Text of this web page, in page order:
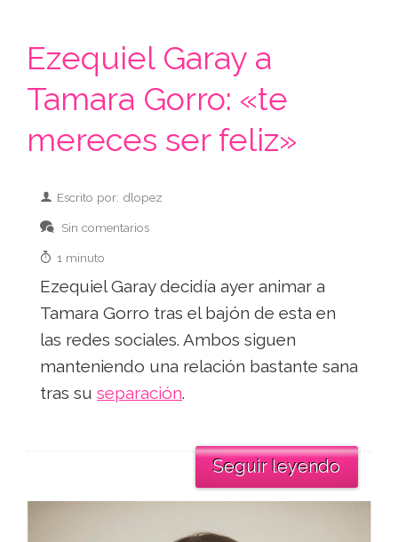
Ezequiel Garay a
Tamara Gorro: «te
mereces ser feliz»
Escrito por: dlopez
Sin comentarios
1 minuto
Ezequiel Garay decidía ayer animar a
Tamara Gorro tras el bajón de esta en
las redes sociales. Ambos siguen
manteniendo una relación bastante sana
tras su separación.
Seguir leyendo